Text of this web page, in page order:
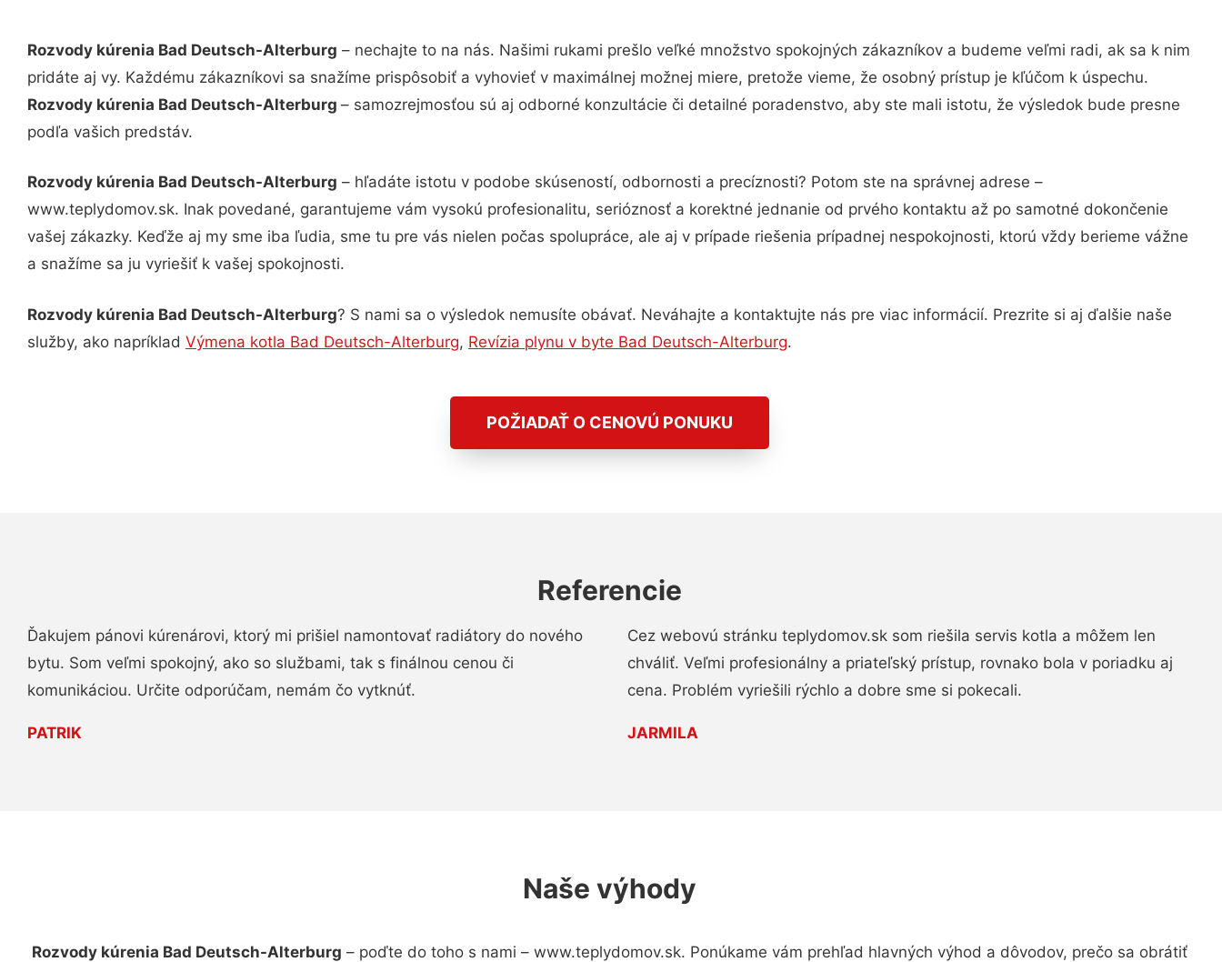
Rozvody kúrenia Bad Deutsch-Alterburg – nechajte to na nás. Našimi rukami prešlo veľké množstvo spokojných zákazníkov a budeme veľmi radi, ak sa k nim
pridáte aj vy. Každému zákazníkovi sa snažíme prispôsobiť a vyhovieť v maximálnej možnej miere, pretože vieme, že osobný prístup je kľúčom k úspechu.
Rozvody kúrenia Bad Deutsch-Alterburg – samozrejmosťou sú aj odborné konzultácie či detailné poradenstvo, aby ste mali istotu, že výsledok bude presne
podľa vašich predstáv.
Rozvody kúrenia Bad Deutsch-Alterburg – hľadáte istotu v podobe skúseností, odbornosti a precíznosti? Potom ste na správnej adrese –
www.teplydomov.sk. Inak povedané, garantujeme vám vysokú profesionalitu, serióznosť a korektné jednanie od prvého kontaktu až po samotné dokončenie
vašej zákazky. Keďže aj my sme iba ľudia, sme tu pre vás nielen počas spolupráce, ale aj v prípade riešenia prípadnej nespokojnosti, ktorú vždy berieme vážne
a snažíme sa ju vyriešiť k vašej spokojnosti.
Rozvody kúrenia Bad Deutsch-Alterburg? S nami sa o výsledok nemusíte obávať. Neváhajte a kontaktujte nás pre viac informácií. Prezrite si aj ďalšie naše
služby, ako napríklad Výmena kotla Bad Deutsch-Alterburg, Revízia plynu v byte Bad Deutsch-Alterburg.
POŽIADAŤ O CENOVÚ PONUKU
Referencie
Ďakujem pánovi kúrenárovi, ktorý mi prišiel namontovať radiátory do nového
bytu. Som veľmi spokojný, ako so službami, tak s finálnou cenou či
komunikáciou. Určite odporúčam, nemám čo vytknúť.
PATRIK
Cez webovú stránku teplydomov.sk som riešila servis kotla a môžem len
chváliť. Veľmi profesionálny a priateľský prístup, rovnako bola v poriadku aj
cena. Problém vyriešili rýchlo a dobre sme si pokecali.
JARMILA
Naše výhody
Rozvody kúrenia Bad Deutsch-Alterburg – poďte do toho s nami – www.teplydomov.sk. Ponúkame vám prehľad hlavných výhod a dôvodov, prečo sa obrátiť